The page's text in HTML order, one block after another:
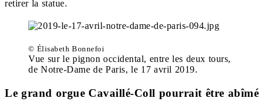
retirer la statue.
© Élisabeth Bonnefoi
Vue sur le pignon occidental, entre les deux tours,
de Notre-Dame de Paris, le 17 avril 2019.
Le grand orgue Cavaillé-Coll pourrait être abîmé